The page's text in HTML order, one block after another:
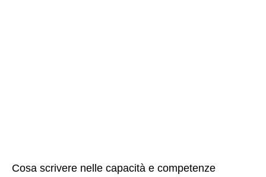
Cosa scrivere nelle capacità e competenze